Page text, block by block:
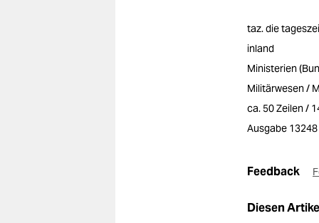
taz. die
inland
Ministerien
Militärwesen /
ca. 50 Zeilen /
Ausgabe 13248
Feedback
Diesen